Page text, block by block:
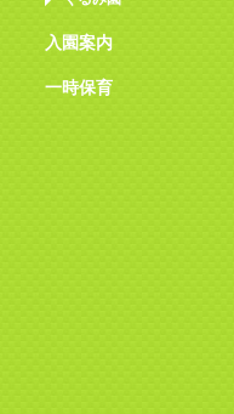
入園案内
一時保育